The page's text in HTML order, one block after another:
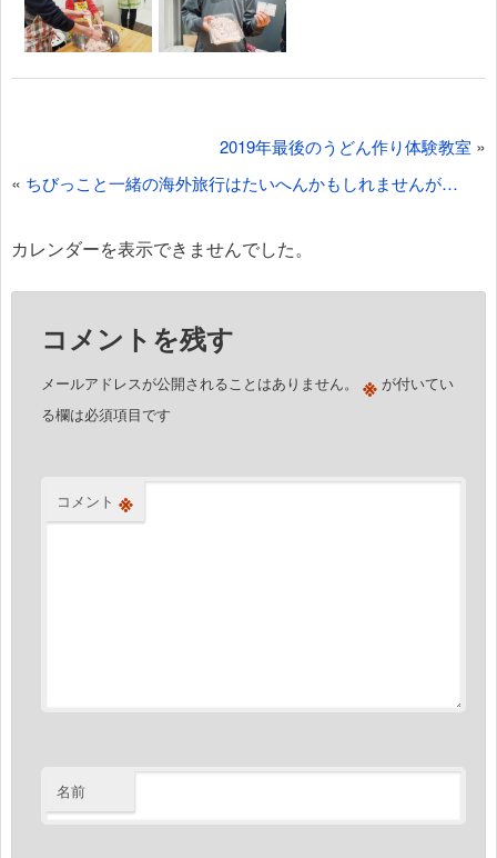
稿
ビ
2019年最後のうどん作り体験教室 »
« ちびっこと一緒の海外旅行はたいへんかもしれませんが…
カレンダーを表示できませんでした。
コメントを残す
メールアドレスが公開されることはありません。 ※が付いてい
る欄は必須項目です
コメント ※
名前